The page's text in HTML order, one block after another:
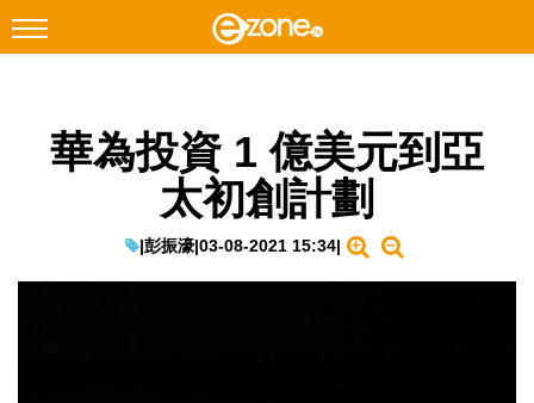
Facebook Instagram
遊戲動漫
華為投資 1 億美元到亞
太初創計劃
|彭振濠|03-08-2021 15:34|